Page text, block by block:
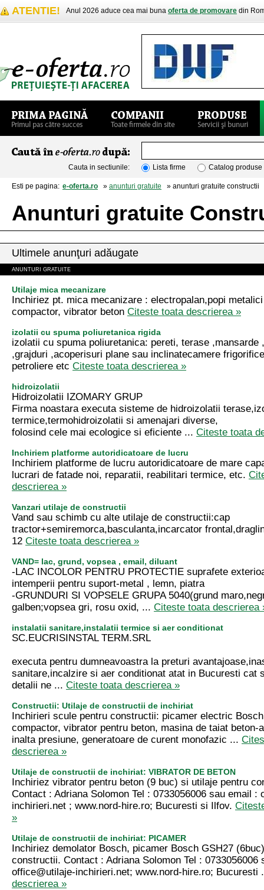
ATENTIE! Anul 2026 aduce cea mai buna oferta de promovare din
Cauta in sectiunile: Lista firme Catalog produse
Esti pe pagina: e-oferta.ro » anunturi gratuite » anunturi gratuite constructii
Anunturi gratuite
Ultimele anunţuri adăugate
ANUNTURI GRATUITE
Utilaje mica mecanizare
Inchiriez pt. mica mecanizare : electropalan,popi
compactor, vibrator beton Citeste toata descrierea »
izolatii cu spuma poliuretanica rigida
izolatii cu spuma poliuretanica: pereti, terase ,mansarde
,grajduri ,acoperisuri plane sau inclinatecamere
petroliere etc Citeste toata descrierea »
hidroizolatii
Hidroizolatii IZOMARY GRUP
Firma noastara executa sisteme de hidroizolatii
termice,termohidroizolatii si amenajari diverse,
folosind cele mai ecologice si eficiente ... Citeste toata
Inchiriem platforme autoridicatoare de lucru
Inchiriem platforme de lucru autoridicatoare de mare
lucrari de fatade noi, reparatii, reabilitari termice, etc.
descrierea »
Vanzari utilaje de constructii
Vand sau schimb cu alte utilaje de constructii:cap
tractor+semiremorca,basculanta,incarcator
12 Citeste toata descrierea »
VAND= lac, grund, vopsea , email, diluant
-LAC INCOLOR PENTRU PROTECTIE suprafete
intemperii pentru suport-metal , lemn, piatra
-GRUNDURI SI VOPSELE GRUPA 5040(grund
galben;vopsea gri, rosu oxid, ... Citeste toata descrierea
instalatii sanitare,instalatii termice si aer conditionat
SC.EUCRISINSTAL TERM.SRL
executa pentru dumneavoastra la preturi
sanitare,incalzire si aer conditionat atat in Bucuresti cat
detalii ne ... Citeste toata descrierea »
Constructii: Utilaje de constructii de inchiriat
Inchirieri scule pentru constructii: picamer electric
compactor, vibrator pentru beton, masina de taiat beton-
inalta presiune, generatoare de curent monofazic ...
descrierea »
Utilaje de constructii de inchiriat: VIBRATOR DE BETON
Inchiriez vibrator pentru beton (9 buc) si utilaje pentru
Contact : Adriana Solomon Tel : 0733056006 sau email :
inchirieri.net ; www.nord-hire.ro; Bucuresti si Ilfov.
»
Utilaje de constructii de inchiriat: PICAMER
Inchiriez demolator Bosch, picamer Bosch GSH27
constructii. Contact : Adriana Solomon Tel : 0733056006
office@utilaje-inchirieri.net; www.nord-hire.ro; Bucuresti
descrierea »